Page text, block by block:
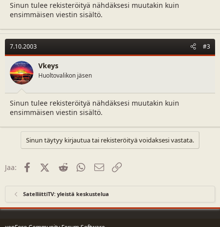
Sinun tulee rekisteröityä nähdäksesi muutakin kuin
ensimmäisen viestin sisältö.
7.10.2003 #3
Vkeys
Huoltovalikon jäsen
Sinun tulee rekisteröityä nähdäksesi muutakin kuin
ensimmäisen viestin sisältö.
Sinun täytyy kirjautua tai rekisteröityä voidaksesi vastata.
Jaa: FacebookX (Twitter)
Reddit WhatsAppSähköposti
SatelliittiTV: yleistä keskustelua